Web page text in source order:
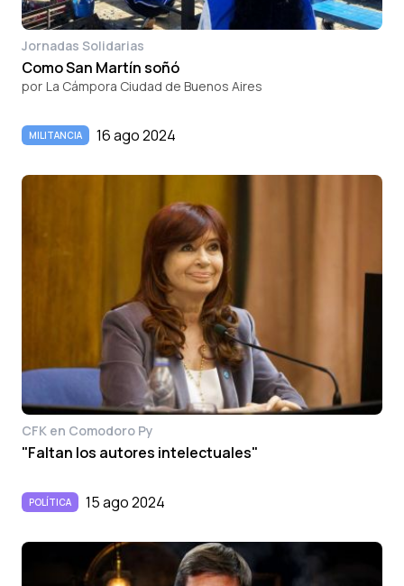
Jornadas Solidarias
Como San Martín soñó
por La Cámpora Ciudad de Buenos Aires
MILITANCIA 16 ago 2024
CFK en Comodoro Py
"Faltan los autores intelectuales"
POLÍTICA 15 ago 2024